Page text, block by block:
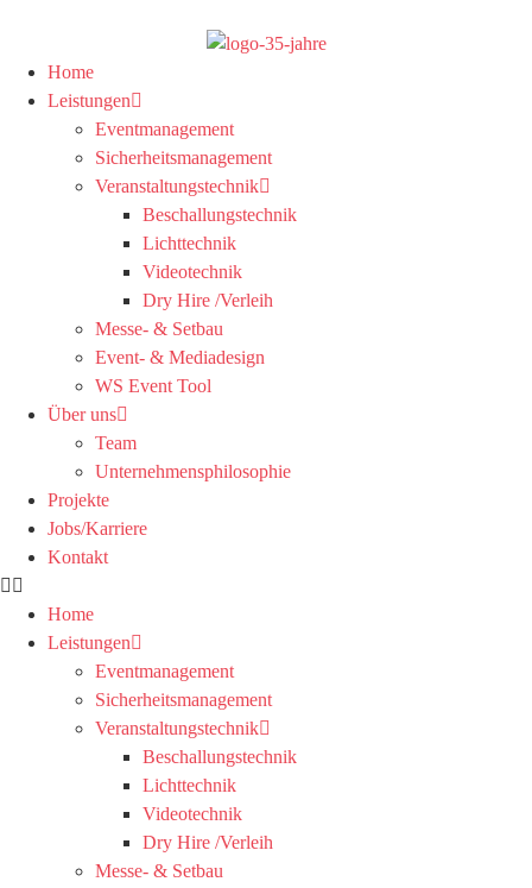
Home
Leistungen
Eventmanagement
Sicherheitsmanagement
Veranstaltungstechnik
Beschallungstechnik
Lichttechnik
Videotechnik
Dry Hire /Verleih
Messe- & Setbau
Event- & Mediadesign
WS Event Tool
Über uns
Team
Unternehmensphilosophie
Projekte
Jobs/Karriere
Kontakt
Home
Leistungen
Eventmanagement
Sicherheitsmanagement
Veranstaltungstechnik
Beschallungstechnik
Lichttechnik
Videotechnik
Dry Hire /Verleih
Messe- & Setbau